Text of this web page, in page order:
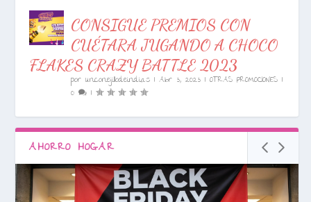
CONSIGUE PREMIOS CON
CUÉTARA JUGANDO A CHOCO
FLAKES CRAZY BATTLE 2023
porunconejillodeindias |Abr 3, 2023 |OTRAS PROMOCIONES |
0
|
AHORRO HOGAR